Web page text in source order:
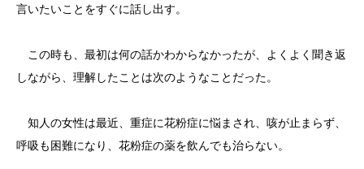
言いたいことをすぐに話し出す。
この時も、最初は何の話かわからなかったが、よくよく聞き返
しながら、理解したことは次のようなことだった。
知人の女性は最近、重症に花粉症に悩まされ、咳が止まらず、
呼吸も困難になり、花粉症の薬を飲んでも治らない。